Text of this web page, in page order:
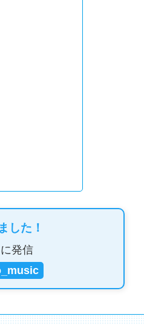
した！
発信